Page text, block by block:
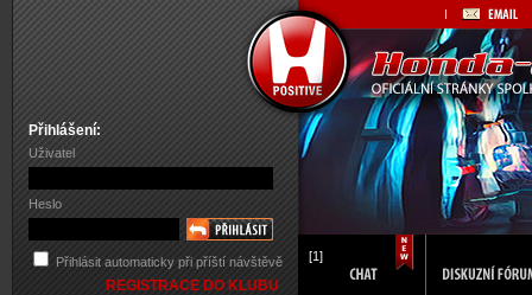
Přihlášení:
Uživatel
Heslo
Přihlásit automaticky při příští návštěvě
REGISTRACE DO KLUBU
[1]